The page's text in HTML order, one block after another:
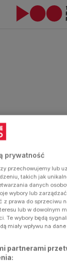
prywatność
przechowujemy lub
takich jak
danych
wybory lub
z prawa do sprzeciwu
lub w dowolnym
Te wybory będą
miały wpływu na
partnerami